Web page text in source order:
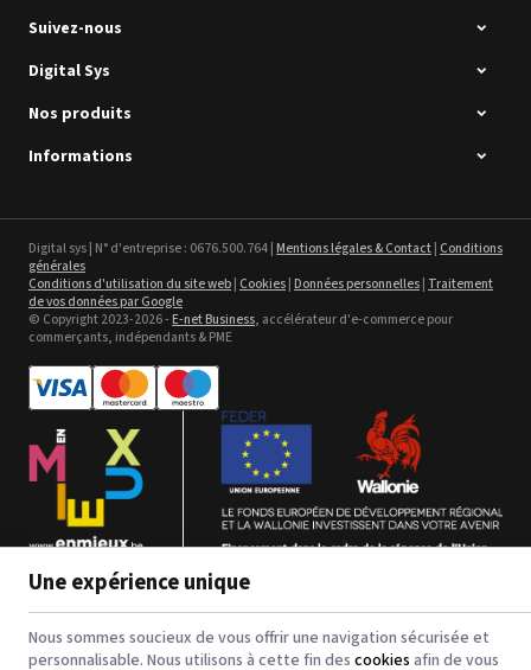
Sefa ROTEX LITE - occasion
Voir le détail
Digital Inkjet Computer to
Plate - Plaques PS et CtCP
Voir le détail
Intec Holographic Milkyway
Flaring Film
Bannière en textile -
polyester pour impression jet
d'encre
Voir le détail
Suivez-nous
Digital Sys
Nos produits
Informations
Digital sys | N° d'entreprise : 0676.500.764 |Mentions légales & Contact| Conditions
générales
Conditions d'utilisation du site web| Cookies|Données personnelles| Traitement
de vos données par Google
© Copyright 2023-2026 -E-net Business, accélérateur d'e-commerce pour
commerçants, indépendants & PME
Une expérience unique
Nous sommes soucieux de vous offrir une navigation sécurisée et
personnalisable. Nous utilisons à cette fin des cookies afin de vous